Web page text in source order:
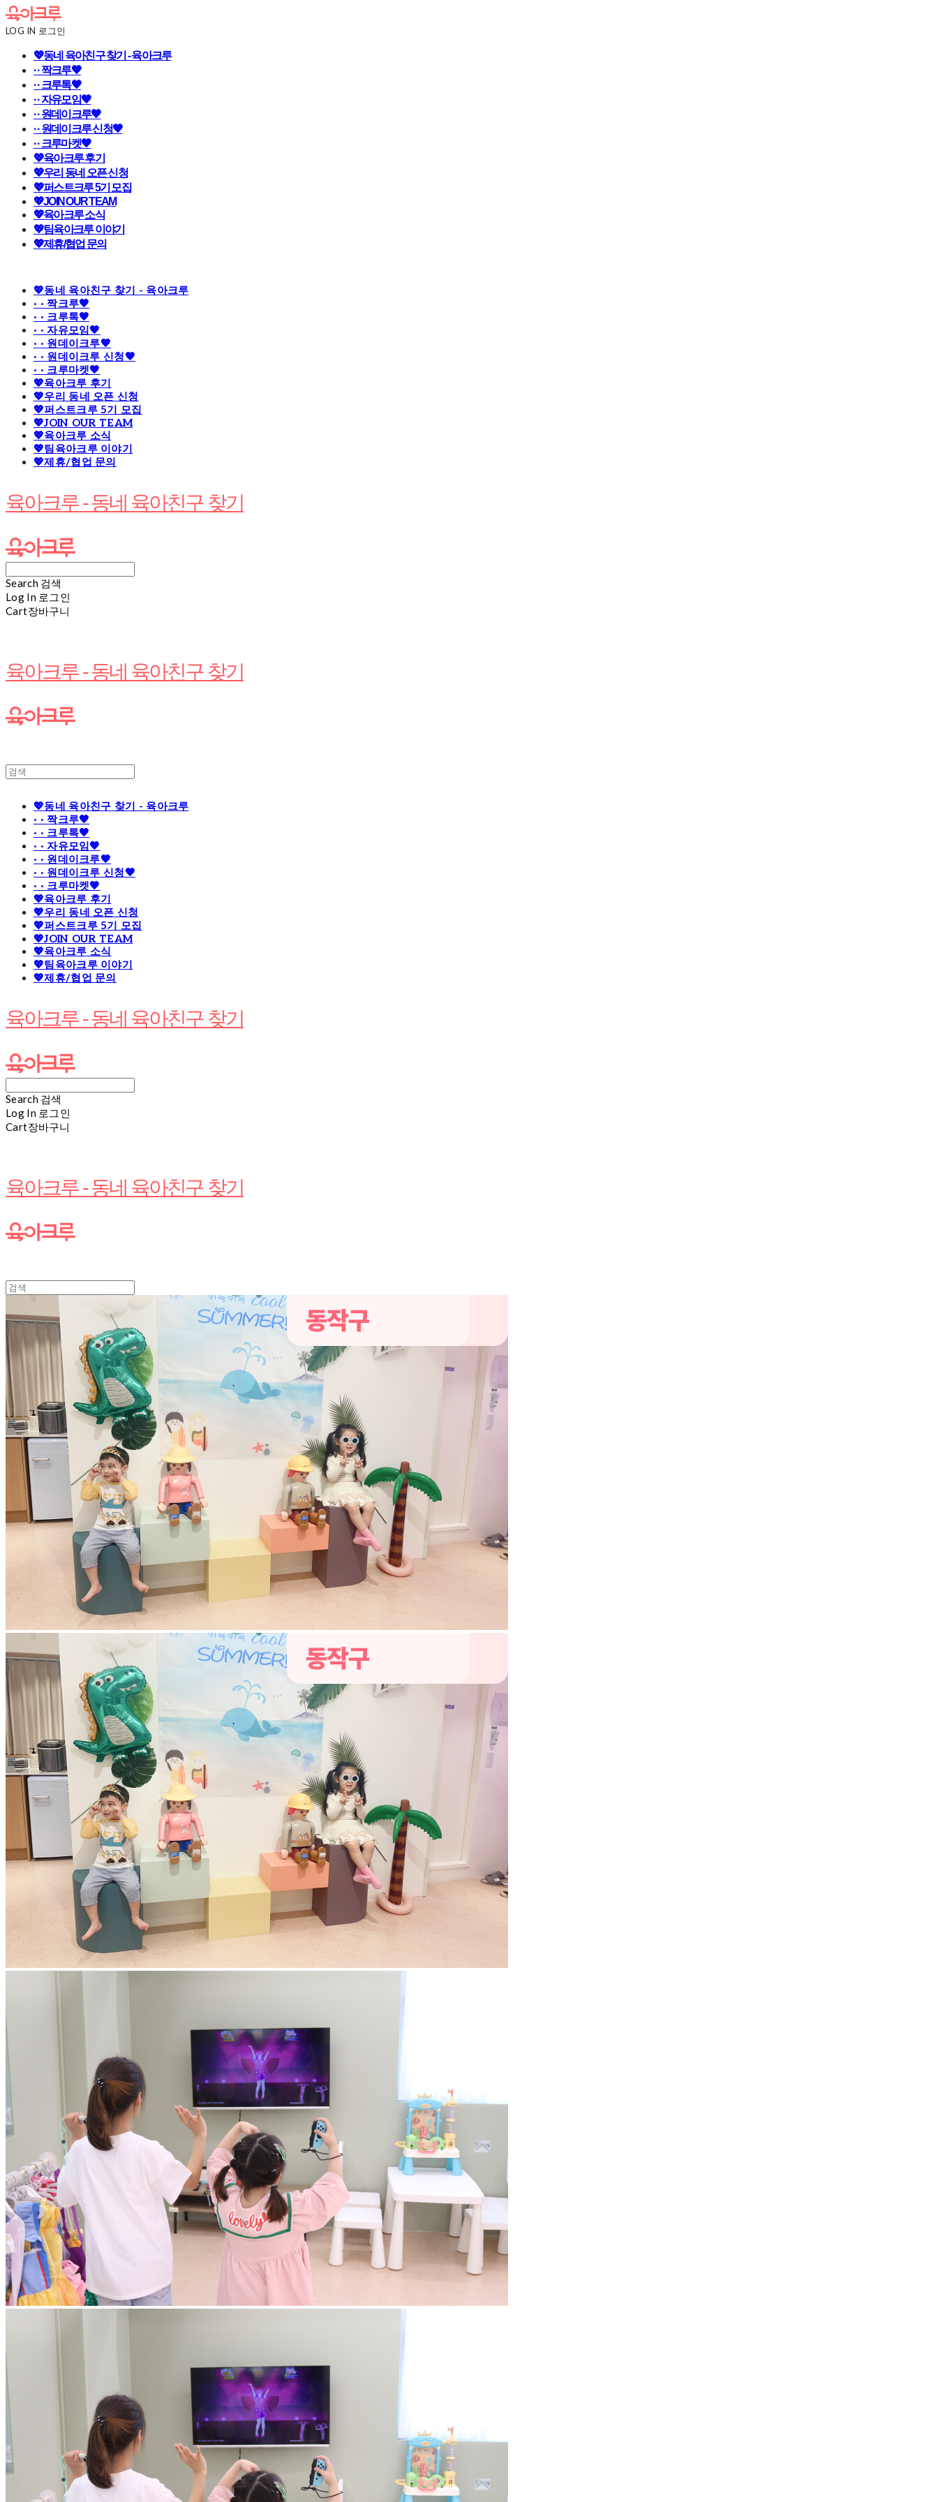
LOG IN 로그인
💖동네 육아친구 찾기 - 육아크루
· · 짝크루🧡
· · 크루톡🧡
· · 자유모임🧡
· · 원데이크루🧡
· · 원데이크루 신청🧡
· · 크루마켓🧡
💖육아크루 후기
💖우리 동네 오픈 신청
💖퍼스트크루 5기 모집
💖JOIN OUR TEAM
💖육아크루 소식
💖팀육아크루 이야기
💖제휴/협업 문의
💖동네 육아친구 찾기 - 육아크루
· · 짝크루🧡
· · 크루톡🧡
· · 자유모임🧡
· · 원데이크루🧡
· · 원데이크루 신청🧡
· · 크루마켓🧡
💖육아크루 후기
💖우리 동네 오픈 신청
💖퍼스트크루 5기 모집
💖JOIN OUR TEAM
💖육아크루 소식
💖팀육아크루 이야기
💖제휴/협업 문의
육아크루 - 동네 육아친구 찾기
Search 검색
Log In 로그인
Cart장바구니
육아크루 - 동네 육아친구 찾기
💖동네 육아친구 찾기 - 육아크루
· · 짝크루🧡
· · 크루톡🧡
· · 자유모임🧡
· · 원데이크루🧡
· · 원데이크루 신청🧡
· · 크루마켓🧡
💖육아크루 후기
💖우리 동네 오픈 신청
💖퍼스트크루 5기 모집
💖JOIN OUR TEAM
💖육아크루 소식
💖팀육아크루 이야기
💖제휴/협업 문의
육아크루 - 동네 육아친구 찾기
Search 검색
Log In 로그인
Cart장바구니
육아크루 - 동네 육아친구 찾기